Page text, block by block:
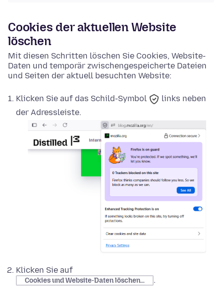
Cookies der aktuellen Website
löschen
Mit diesen Schritten löschen Sie Cookies, Website-
Daten und temporär zwischengespeicherte Dateien
und Seiten der aktuell besuchten Website:
Klicken Sie auf das Schild-Symbol
links neben
der Adressleiste.
Klicken Sie auf
Cookies und Website-Daten löschen… .